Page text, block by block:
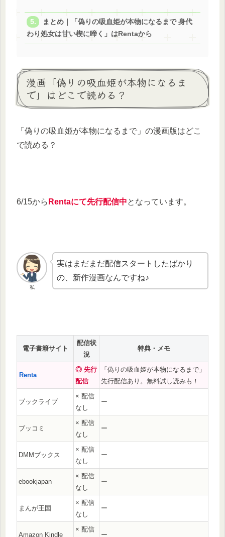
まとめ｜「偽りの吸血姫が本物になるまで 身代
わり処女は甘い楔に啼く」はRentaから
漫画「偽りの吸血姫が本物になるま
で」はどこで読める？
「偽りの吸血姫が本物になるまで」の漫画版はどこ
で読める？
6/15から Rentaにて先行配信中となっています。
私
実はまだまだ配信スタートしたばかり
の、新作漫画なんですね♪
電子書籍サイト
配信状
況
特典・メモ
Renta
◎ 先行
配信
「偽りの吸血姫が本物になるまで」
先行配信あり。無料試し読みも！
ブックライブ
× 配信
なし
ー
ブッコミ
× 配信
なし
ー
DMMブックス
× 配信
なし
ー
ebookjapan
× 配信
なし
ー
まんが王国
× 配信
なし
ー
Amazon Kindle
× 配信
ー